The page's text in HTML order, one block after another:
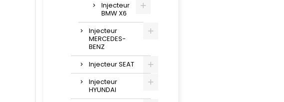
Injecteur
BMW X6
Injecteur
MERCEDES-
BENZ
Injecteur SEAT
Injecteur
HYUNDAI